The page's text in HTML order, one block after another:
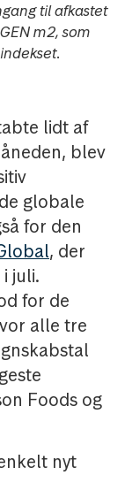
til afkastet
m2, som
lidt af
blev
globale
for den
, der
juli.
for de
alle tre
Foods og
nyt